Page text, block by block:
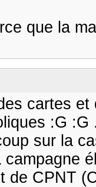
que la
cartes
:G
sur la
de CPNT